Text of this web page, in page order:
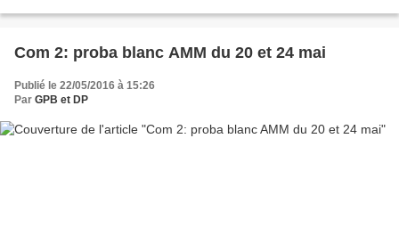
Com 2: proba blanc AMM du 20 et 24 mai
Publié le 22/05/2016 à 15:26
Par GPB et DP